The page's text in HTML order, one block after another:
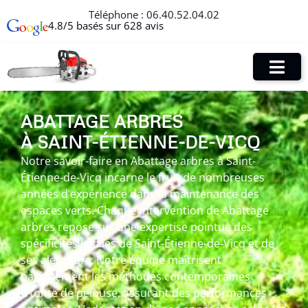
Téléphone : 06.40.52.04.02
4.8/5 basés sur 628 avis
ABATTAGE ARBRES
À SAINT-ÉTIENNE-DE-VICQ
Notre savoir-faire en Abattage arbres à Saint-
Étienne-de-Vicq incarne le fruit de nombreuses
années d’expérience dans la maintenance des
espaces verts. Chaque intervention de Abattage
arbres repose sur une expertise pointue des
spécificités locales de Saint-Étienne-de-Vicq et de
ses alentours. Notre équipe maîtrisent
parfaitement les méthodes contemporaines
d’tonte de pelouse, assurant des performances